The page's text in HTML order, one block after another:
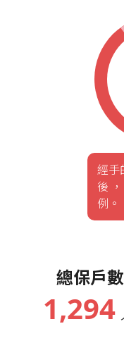
經手
後
例。
總保戶數
1,294